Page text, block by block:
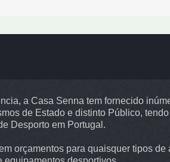
a Casa Senna tem fornecido
de Estado e distinto Público,
Desporto em Portugal.
orçamentos para quaisquer tipos de